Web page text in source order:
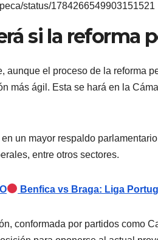
status/1784266549903151521
si la reforma
aunque el proceso de la reforma
más ágil. Esta se hará en la
un mayor respaldo
entre otros sectores.
Benfica vs Braga: Liga
conformada por partidos como